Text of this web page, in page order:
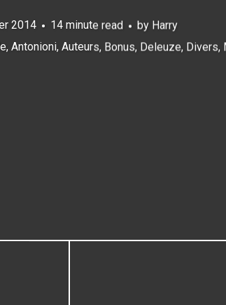
2014 14 minute read by Harry
, Antonioni, Auteurs, Bonus, Deleuze, Divers,